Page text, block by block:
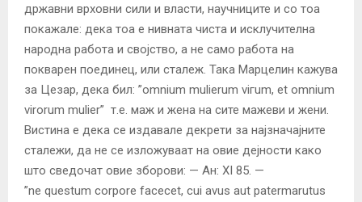
државни врховни сили и власти, научниците и со тоа
покажале: дека тоа е нивната чиста и исклучителна
народна работа и својство, а не само работа на
покварен поединец, или сталеж. Така Марцелин кажува
за Цезар, дека бил: ”omnium mulierum viгum, et omnium
virorum mulier” т.е. маж и жена на сите мажеви и жени.
Вистина е дека се издавале декрети за најзначајните
сталежи, да не се изложуваат на овие дејности како
што сведочат овие зборови: — Ан: XI 85. —
”ne questum corpore facecet, cui avus aut patermarutus